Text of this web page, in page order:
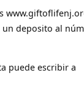
deposito al
puede escribir a